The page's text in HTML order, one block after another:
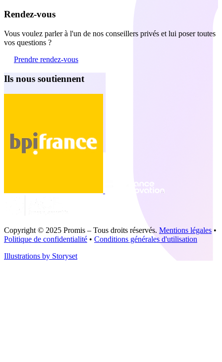
Rendez-vous
Vous voulez parler à l'un de nos conseillers privés et lui poser toutes
vos questions ?
Prendre rendez-vous
Ils nous soutiennent
Copyright © 2025 Promis – Tous droits réservés. Mentions légales •
Politique de confidentialité • Conditions générales d'utilisation
Illustrations by Storyset